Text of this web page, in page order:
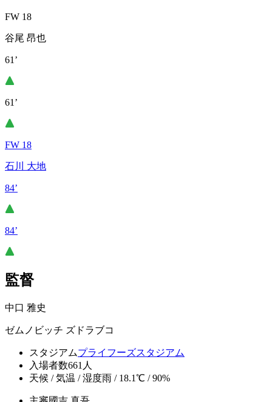
FW 18
谷尾 昂也
61’
61’
FW 18
石川 大地
84’
84’
監督
中口 雅史
ゼムノビッチ ズドラブコ
スタジアムプライフーズスタジアム
入場者数661人
天候 / 気温 / 湿度雨 / 18.1℃ / 90%